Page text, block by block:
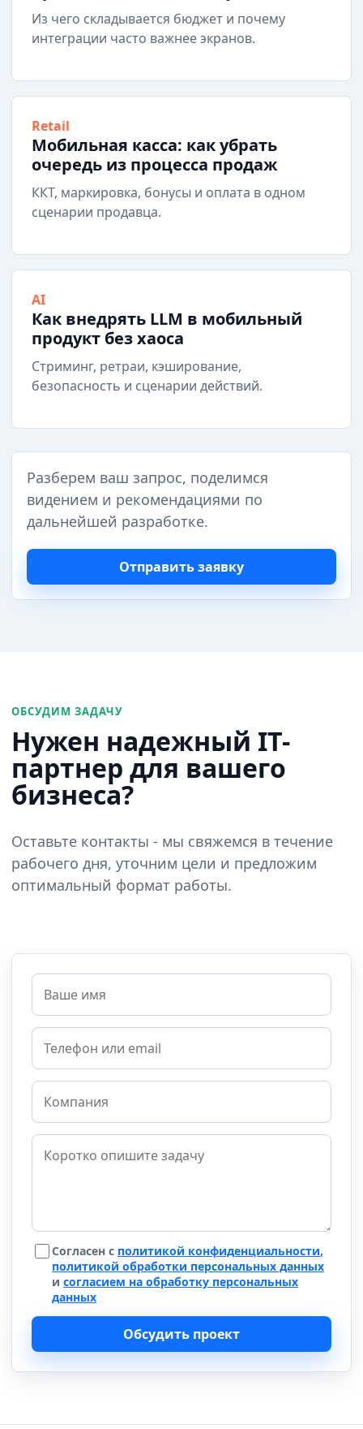
Из чего складывается бюджет и почему
интеграции часто важнее экранов.
Retail
Мобильная касса: как убрать
очередь из процесса продаж
ККТ, маркировка, бонусы и оплата в одном
сценарии продавца.
AI
Как внедрять LLM в мобильный
продукт без хаоса
Стриминг, ретраи, кэширование,
безопасность и сценарии действий.
Разберем ваш запрос, поделимся
видением и рекомендациями по
дальнейшей разработке.
Отправить заявку
ОБСУДИМ ЗАДАЧУ
Нужен надежный IT-
партнер для вашего
бизнеса?
Оставьте контакты - мы свяжемся в течение
рабочего дня, уточним цели и предложим
оптимальный формат работы.
Согласен с политикой конфиденциальности,
политикой обработки персональных данных
и согласием на обработку персональных
данных
Обсудить проект